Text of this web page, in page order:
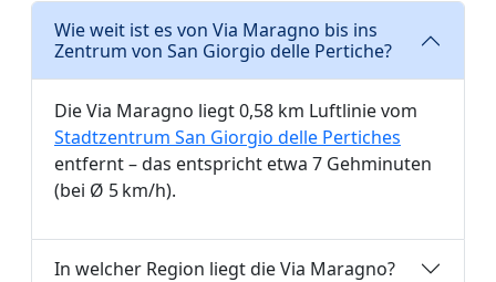
Wie weit ist es von Via Maragno bis ins
Zentrum von San Giorgio delle Pertiche?
Die Via Maragno liegt 0,58 km Luftlinie vom
Stadtzentrum San Giorgio delle Pertiches
entfernt – das entspricht etwa 7 Gehminuten
(bei Ø 5 km/h).
In welcher Region liegt die Via Maragno?